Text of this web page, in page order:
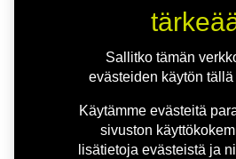
Sallitko tämän
evästeiden käytön
Käytämme evästeitä
sivuston
lisätietoja evästeistä ja